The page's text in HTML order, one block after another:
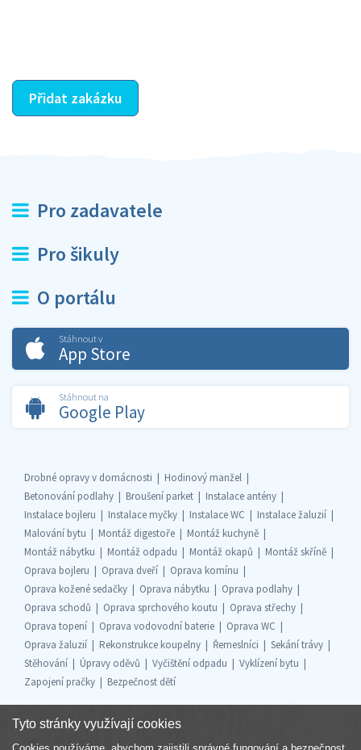
Přidat zakázku
Pro zadavatele
Pro šikuly
O portálu
Stáhnout v
App Store
Stáhnout na
Google Play
Drobné opravy v domácnosti
Hodinový manžel
Betonování podlahy
Broušení parket
Instalace antény
Instalace bojleru
Instalace myčky Instalace WC
Instalace žaluzií
Malování bytu
Montáž digestoře
Montáž kuchyně
Montáž nábytku
Montáž odpadu Montáž okapů
Montáž skříně
Oprava bojleru
Oprava dveří
Oprava komínu
Oprava kožené sedačky
Oprava nábytku
Oprava podlahy
Oprava schodů
Oprava sprchového koutu
Oprava střechy
Oprava topení
Oprava vodovodní baterie
Oprava WC
Oprava žaluzií
Rekonstrukce koupelny Řemeslníci
Sekání trávy
Stěhování
Úpravy oděvů Vyčištění odpadu
Vyklízení bytu
Zapojení pračky
Bezpečnost dětí
Tyto stránky využívají cookies